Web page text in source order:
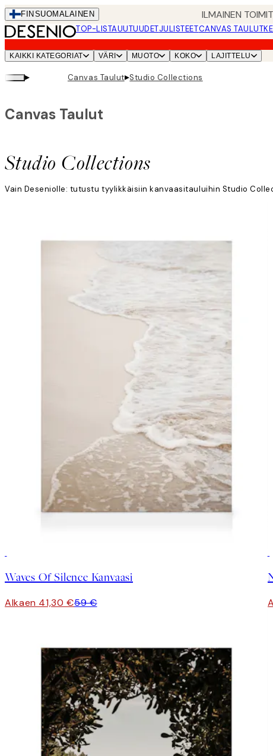
Skip
to
main
content.
FIN SUOMALAINEN ILMAINEN
TOP-LISTAUUTUUDETJULISTEETCANVAS TAULUT
KAIKKI KATEGORIAT VÄRI MUOTO KOKO LAJITTELU
▸ Canvas Taulut▸Studio Collections
Studio Collections
Canvas Taulut
Vain Deseniolle: tutustu tyylikkäisiin kanvaasitauluihin Studio
Waves Of Silence Kanvaasi
Alkaen 41,30 €59 €